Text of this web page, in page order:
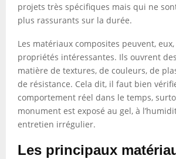
projets très spécifiques mais qui ne
plus rassurants sur la durée.
Les matériaux composites peuvent,
propriétés intéressantes. Ils ouvrent
matière de textures, de couleurs, de
de résistance. Cela dit, il faut bien
comportement réel dans le temps,
monument est exposé au gel, à
entretien irrégulier.
Les principaux